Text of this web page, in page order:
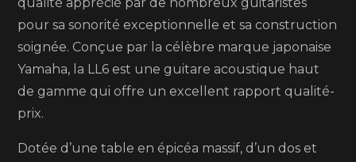
pour sa sonorité exceptionnelle et sa construction
soignée. Conçue par la célèbre marque japonaise
Yamaha, la LL6 est une guitare acoustique haut
de gamme qui offre un excellent rapport qualité-
prix.
Dotée d’une table en épicéa massif, d’un dos et